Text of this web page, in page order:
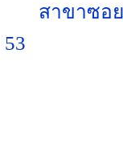
สาขาซอ
53